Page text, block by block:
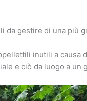
da gestire di una più
inutili a causa
e ciò da luogo a un